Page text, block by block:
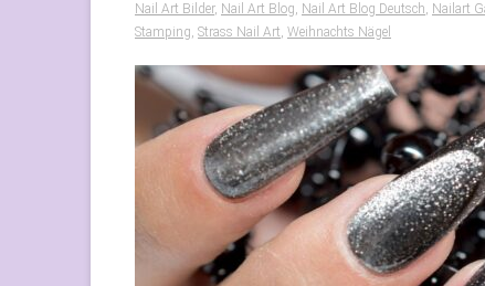
Nail Art Bilder, Nail Art Blog, Nail Art Blog Deutsch, Nailart
Stamping, Strass Nail Art, Weihnachts Nägel